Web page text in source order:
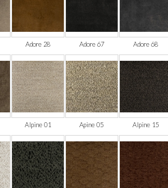
Adore 28 Adore 67 Adore 68
Alpine 01 Apine 05 Alpine 15